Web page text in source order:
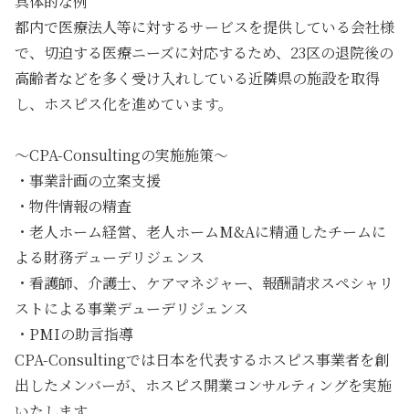
都内で医療法人等に対するサービスを提供している会社様
で、切迫する医療ニーズに対応するため、23区の退院後の
高齢者などを多く受け入れしている近隣県の施設を取得
し、ホスピス化を進めています。
～CPA-Consultingの実施施策～
・事業計画の立案支援
・物件情報の精査
・老人ホーム経営、老人ホームM&Aに精通したチームに
よる財務デューデリジェンス
・看護師、介護士、ケアマネジャー、報酬請求スペシャリ
ストによる事業デューデリジェンス
・PMIの助言指導
CPA-Consultingでは日本を代表するホスピス事業者を創
出したメンバーが、ホスピス開業コンサルティングを実施